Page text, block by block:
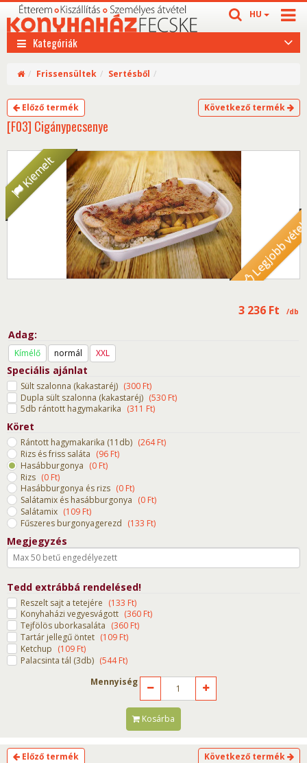
HU
Kategóriák
Frissensültek Sertésből
Előző termék Következő termék
[F03] Cigánypecsenye
Kiemelt
Legjobb
3 236 Ft /db
Adag
Kímélő normál XXL
Speciális ajánlat
Sült szalonna (kakastaréj) (300 Ft)
Dupla sült szalonna (kakastaréj) (530 Ft)
5db rántott hagymakarika (311 Ft)
Köret
Rántott hagymakarika (11db) (264 Ft)
Rizs és friss saláta (96 Ft)
Hasábburgonya (0 Ft)
Rizs (0 Ft)
Hasábburgonya és rizs (0 Ft)
Salátamix és hasábburgonya (0 Ft)
Salátamix (109 Ft)
Fűszeres burgonyagerezd (133 Ft)
Megjegyzés
Tedd extrábbá rendelésed!
Reszelt sajt a tetejére (133 Ft)
Konyhaházi vegyesvágott (360 Ft)
Tejfölös uborkasaláta (360 Ft)
Tartár jellegű öntet (109 Ft)
Ketchup (109 Ft)
Palacsinta tál (3db) (544 Ft)
Mennyiség
Kosárba
Előző termék Következő termék